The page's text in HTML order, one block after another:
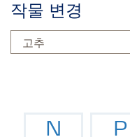
작물 변경
N P